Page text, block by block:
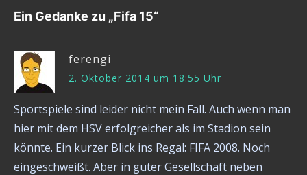
Ein Gedanke zu „Fifa 15“
ferengi
2. Oktober 2014 um 18:55 Uhr
Sportspiele sind leider nicht mein Fall. Auch wenn man
hier mit dem HSV erfolgreicher als im Stadion sein
könnte. Ein kurzer Blick ins Regal: FIFA 2008. Noch
eingeschweißt. Aber in guter Gesellschaft neben